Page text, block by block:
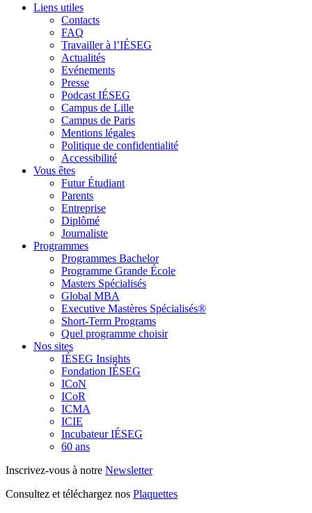
Liens utiles
Contacts
FAQ
Travailler à l’IÉSEG
Actualités
Evénements
Presse
Podcast IÉSEG
Campus de Lille
Campus de Paris
Mentions légales
Politique de confidentialité
Accessibilité
Vous êtes
Futur Étudiant
Parents
Entreprise
Diplômé
Journaliste
Programmes
Programmes Bachelor
Programme Grande École
Masters Spécialisés
Global MBA
Executive Mastères Spécialisés®
Short-Term Programs
Quel programme choisir
Nos sites
IÉSEG Insights
Fondation IÉSEG
ICoN
ICoR
ICMA
ICIE
Incubateur IÉSEG
60 ans
Inscrivez-vous à notre Newsletter
Consultez et téléchargez nos Plaquettes